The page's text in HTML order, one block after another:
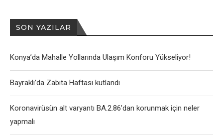
SON YAZILAR
Konya’da Mahalle Yollarında Ulaşım Konforu Yükseliyor!
Bayraklı’da Zabıta Haftası kutlandı
Koronavirüsün alt varyantı BA.2.86’dan korunmak için neler
yapmalı